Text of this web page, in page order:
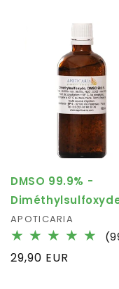
DMSO 99.9% -
Fournisseur :
APOTICARIA
Prix
29,90 EUR